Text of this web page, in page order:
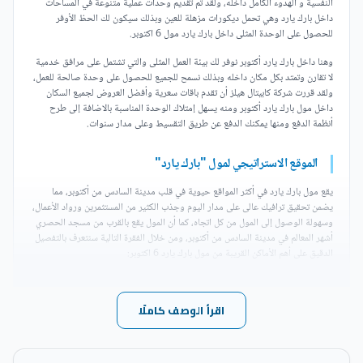
النفسية و الهدوء الكامل داخله، ولقد تم تقديم وحدات عملية متنوعة في المساحات
داخل بارك يارد وهي تحمل ديكورات مزهلة للعين وبذلك سيكون لك الحظ الأوفر
للحصول على الوحدة المثلى داخل بارك يارد مول 6 اكتوبر.
وهنا داخل بارك يارد أكتوبر نوفر لك بيئة العمل المثلى والتي تشتمل على مرافق خدمية
لا تقارن وتمتد بكل مكان داخله وبذلك نسمح للجميع للحصول على وحدة صالحة للعمل،
ولقد قررت شركة كابيتال هيلز أن تقدم باقات سعرية وأفضل العروض لجميع السكان
داخل مول بارك يارد أكتوبر ومنه يسهل إمتلاك الوحدة المناسبة بالاضافة إلى طرح
أنظمة الدفع ومنها يمكنك الدفع عن طريق التقسيط وعلى مدار سنوات.
الموقع الاستراتيجي لمول "بارك يارد"
يقع مول بارك يارد في أكثر المواقع حيوية في قلب مدينة السادس من أكتوبر، مما
يضمن تحقيق ترافيك عالى على مدار اليوم وجذب الكثير من المستثمرين ورواد الأعمال،
وسهولة الوصول إلى المول من كل اتجاه، كما أن المول يقع بالقرب من مسجد الحصري
أشهر المعالم في مدينة السادس من أكتوبر، ومن خلال الفقرة التالية سنتعرف بالتفصيل
الدقيق على أهم الأماكن القريبة من مول بارك يارد 6 اكتوبر:
يوجد بارك يارد مول 6 اكتوبر Park Yard Mall 6 October
بالقرب من كمبوند صن كابيتال 6 أكتوبر، وكمبوند ماونتن فيواقرأ الوصف كاملًا